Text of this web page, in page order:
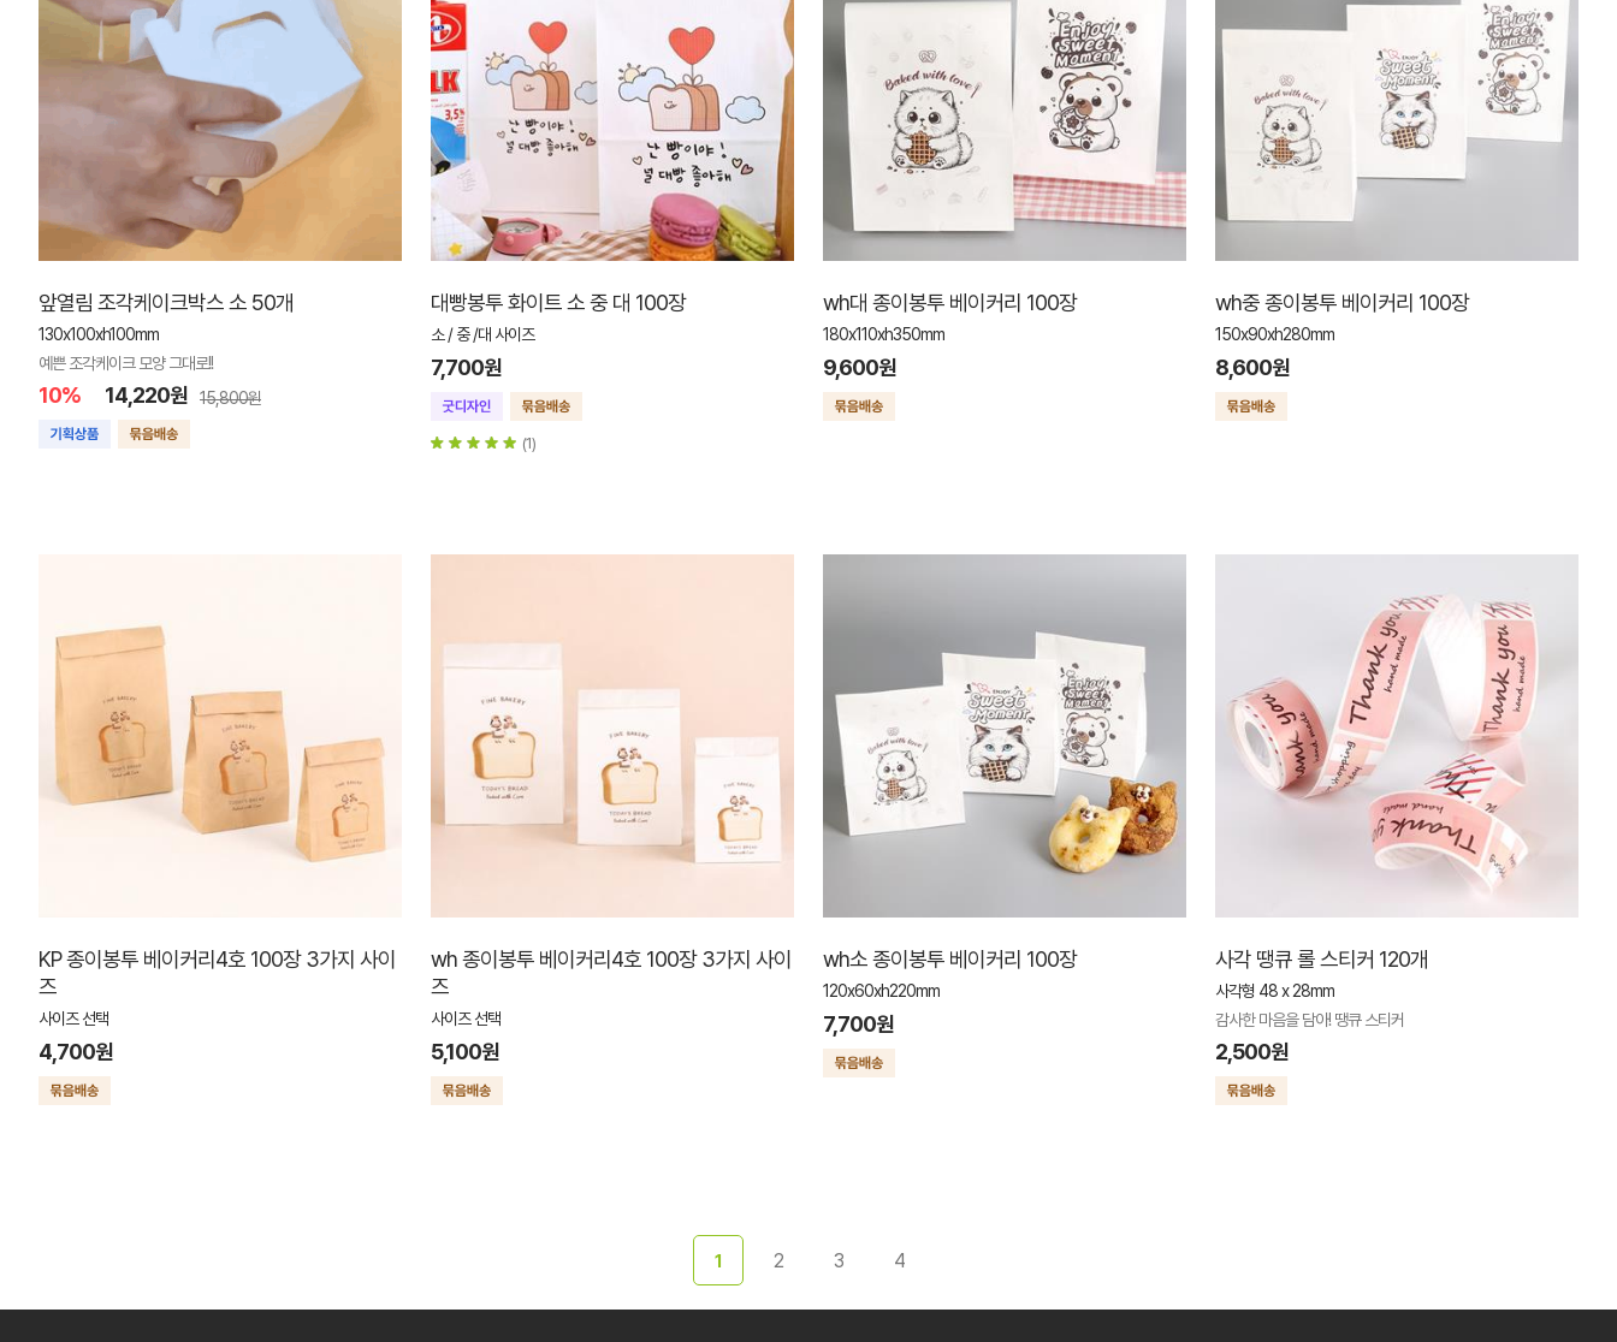
앞열림 조각케이크박스 소 50개
130x100xh100mm
예쁜 조각케이크 모양 그대로!!
10% 14,220원 15,800원
대빵봉투 화이트 소 중 대 100장
소 / 중 /대 사이즈
7,700원
(1)
wh대 종이봉투 베이커리 100장
180x110xh350mm
9,600원
wh중 종이봉투 베이커리 100장
150x90xh280mm
8,600원
KP 종이봉투 베이커리4호 100장 3가지 사이
즈
사이즈 선택
4,700원
wh 종이봉투 베이커리4호 100장 3가지 사이
즈
사이즈 선택
5,100원
wh소 종이봉투 베이커리 100장
120x60xh220mm
7,700원
사각 땡큐 롤 스티커 120개
사각형 48 x 28mm
감사한 마음을 담아! 땡큐 스티커
2,500원
1 2 3 4